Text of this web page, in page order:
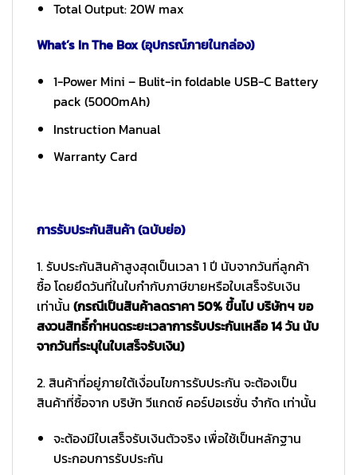
Total Output: 20W max
What’s In The Box (อุปกรณ์ภายในกล่อง)
1-Power Mini – Bulit-in foldable USB-C Battery
pack (5000mAh)
Instruction Manual
Warranty Card
การรับประกันสินค้า (ฉบับย่อ)
1. รับประกันสินค้าสูงสุดเป็นเวลา 1 ปี นับจากวันที่ลูกค้า
ซื้อ โดยยึดวันที่ในใบกำกับภาษีขายหรือใบเสร็จรับเงิน
เท่านั้น (กรณีเป็นสินค้าลดราคา 50% ขึ้นไป บริษัทฯ ขอ
สงวนสิทธิ์กำหนดระยะเวลาการรับประกันเหลือ 14 วัน นับ
จากวันที่ระบุในใบเสร็จรับเงิน)
2. สินค้าที่อยู่ภายใต้เงื่อนไขการรับประกัน จะต้องเป็น
สินค้าที่ซื้อจาก บริษัท วีแกดซ์ คอร์ปอเรชั่น จำกัด เท่านั้น
จะต้องมีใบเสร็จรับเงินตัวจริง เพื่อใช้เป็นหลักฐาน
ประกอบการรับประกัน